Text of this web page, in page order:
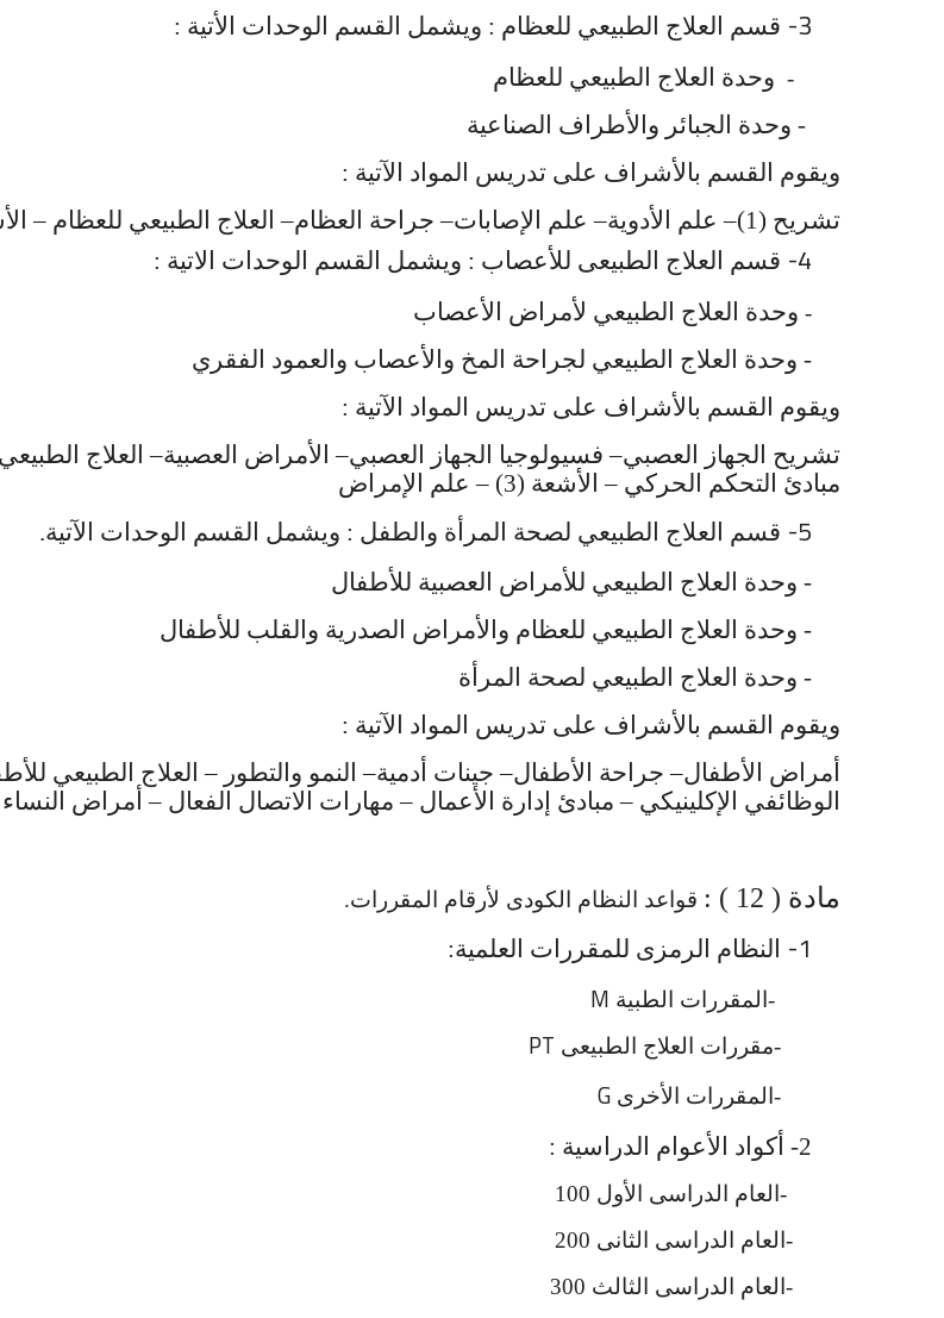
3- قسم العلاج الطبيعي للعظام : ويشمل القسم الوحدات الأتية :
- وحدة العلاج الطبيعي للعظام
- وحدة الجبائر والأطراف الصناعية
ويقوم القسم بالأشراف على تدريس المواد الآتية :
تشريح (1)– علم الأدوية– علم الإصابات– جراحة العظام– العلاج الطبيعي للعظام – الأشعة (2)– الجبائر والأطراف الصناعية
4- قسم العلاج الطبيعى للأعصاب : ويشمل القسم الوحدات الاتية :
- وحدة العلاج الطبيعي لأمراض الأعصاب
- وحدة العلاج الطبيعي لجراحة المخ والأعصاب والعمود الفقري
ويقوم القسم بالأشراف على تدريس المواد الآتية :
تشريح الجهاز العصبي– فسيولوجيا الجهاز العصبي– الأمراض العصبية– العلاج
مبادئ التحكم الحركي – الأشعة (3) – علم الإمراض
5-
قسم العلاج الطبيعي لصحة المرأة والطفل : ويشمل القسم الوحدات الآتية.
- وحدة العلاج الطبيعي للأمراض العصبية للأطفال
- وحدة العلاج الطبيعي للعظام والأمراض الصدرية والقلب للأطفال
- وحدة العلاج الطبيعي لصحة المرأة
ويقوم القسم بالأشراف على تدريس المواد الآتية :
أمراض الأطفال– جراحة الأطفال– جينات أدمية– النمو والتطور – العلاج الطبيعي
الوظائفي الإكلينيكي – مبادئ إدارة الأعمال – مهارات الاتصال الفعال – أمراض
مادة ( 12 ) : قواعد النظام الكودى لأرقام المقررات.
1- النظام الرمزى للمقررات العلمية:
-المقررات الطبية M
-مقررات العلاج الطبيعى PT
-المقررات الأخرى G
2- أكواد الأعوام الدراسية :
-العام الدراسى الأول 100
-العام الدراسى الثانى 200
-العام الدراسى الثالث 300